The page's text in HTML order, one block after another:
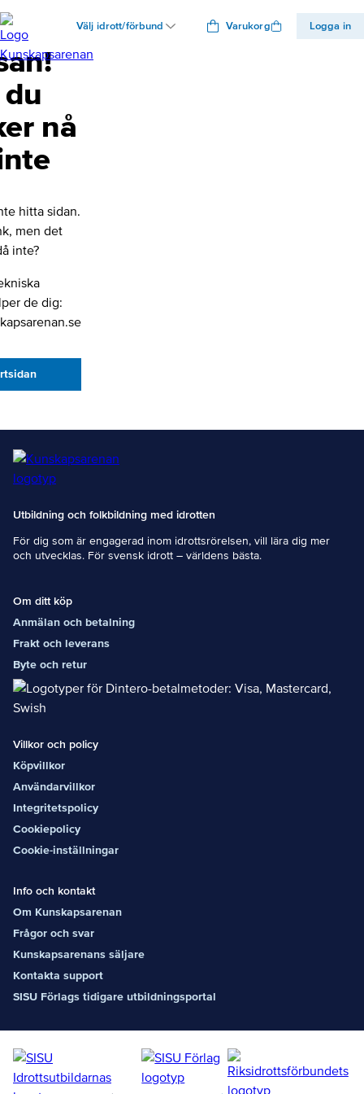
Välj idrott/förbund Varukorg Logga in
nå
hitta sidan.
men det
inte?
de dig:
Utbildning och folkbildning med idrotten
För dig som är engagerad inom idrottsrörelsen, vill lära dig mer
och utvecklas. För svensk idrott – världens bästa.
Om ditt köp
Anmälan och betalning
Frakt och leverans
Byte och retur
Villkor och policy
Köpvillkor
Användarvillkor
Integritetspolicy
Cookiepolicy
Cookie-inställningar
Info och kontakt
Om Kunskapsarenan
Frågor och svar
Kunskapsarenans säljare
Kontakta support
SISU Förlags tidigare utbildningsportal